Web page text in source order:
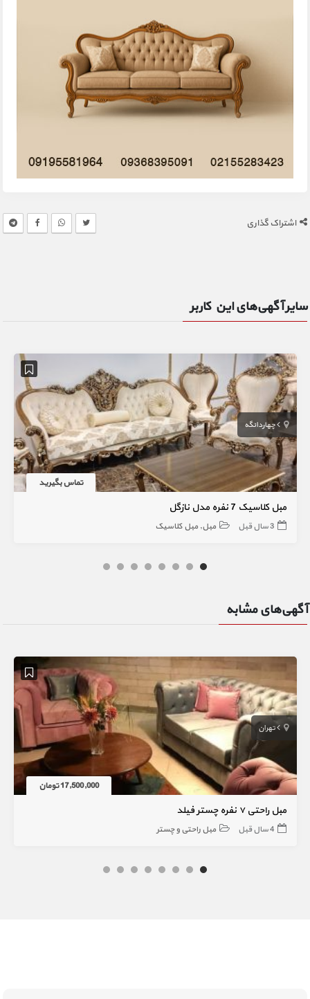
اشتراک گذاری
سایر آگهی‌های این کاربر
چهاردانگه
تماس بگیرید
مبل کلاسیک 7 نفره مدل نازگل
3 سال قبل مبل مبل کلاسیک
آگهی‌های مشابه
تهران
17,500,000 تومان
مبل راحتی ۷ نفره چستر فیلد
4 سال قبل مبل راحتی و چستر